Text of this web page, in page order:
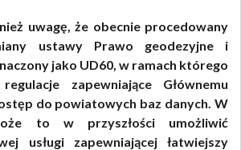
uwagę, że obecnie procedowany
ustawy Prawo geodezyjne i
jako UD60, w ramach którego
zapewniające Głównemu
do powiatowych baz danych. W
to w przyszłości umożliwić
usługi zapewniającej łatwiejszy